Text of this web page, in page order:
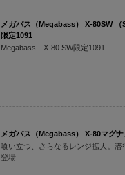
メガバス（Megabass） X-80SW
限定1091
Megabass X-80 SW限定1091
メガバス（Megabass） X-80マグ
喰い立つ、さらなるレンジ拡大。潜
登場